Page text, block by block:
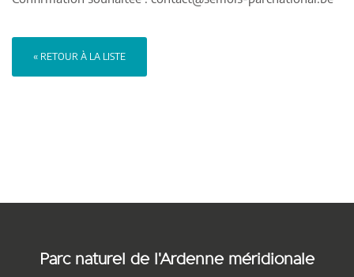
« RETOUR À LA LISTE
Parc naturel de l'Ardenne méridionale